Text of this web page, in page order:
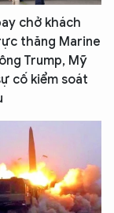
chở khách
thăng Marine
Trump, Mỹ
cố kiểm soát